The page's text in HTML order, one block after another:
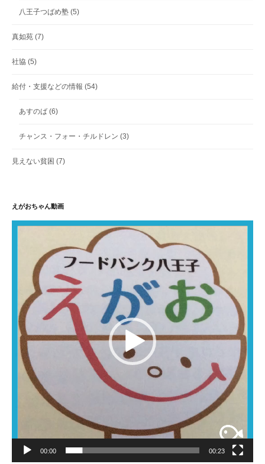
八王子つばめ塾 (5)
真如苑 (7)
社協 (5)
給付・支援などの情報 (54)
あすのば (6)
チャンス・フォー・チルドレン (3)
見えない貧困 (7)
えがおちゃん動画
動
00:00 00:23